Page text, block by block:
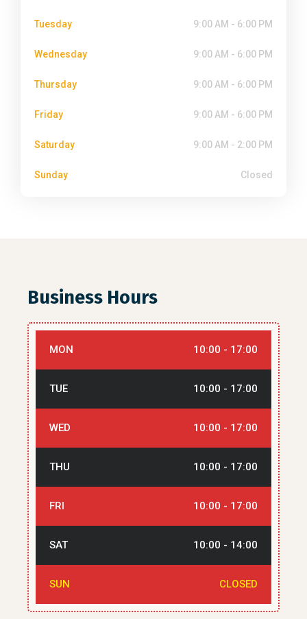
Tuesday 9:00 AM - 6:00 PM
Wednesday 9:00 AM - 6:00 PM
Thursday 9:00 AM - 6:00 PM
Friday 9:00 AM - 6:00 PM
Saturday 9:00 AM - 2:00 PM
Sunday Closed
Business Hours
MON 10:00 - 17:00
TUE 10:00 - 17:00
WED 10:00 - 17:00
THU 10:00 - 17:00
FRI 10:00 - 17:00
SAT 10:00 - 14:00
SUN CLOSED